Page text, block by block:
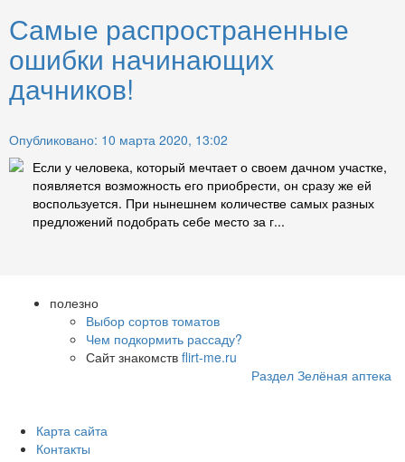
Самые распространенные
ошибки начинающих
дачников!
Опубликовано: 10 марта 2020, 13:02
Если у человека, который мечтает о своем дачном участке,
появляется возможность его приобрести, он сразу же ей
воспользуется. При нынешнем количестве самых разных
предложений подобрать себе место за г...
полезно
Выбор сортов томатов
Чем подкормить рассаду?
Сайт знакомств flirt-me.ru
Раздел Зелёная аптека
Карта сайта
Контакты